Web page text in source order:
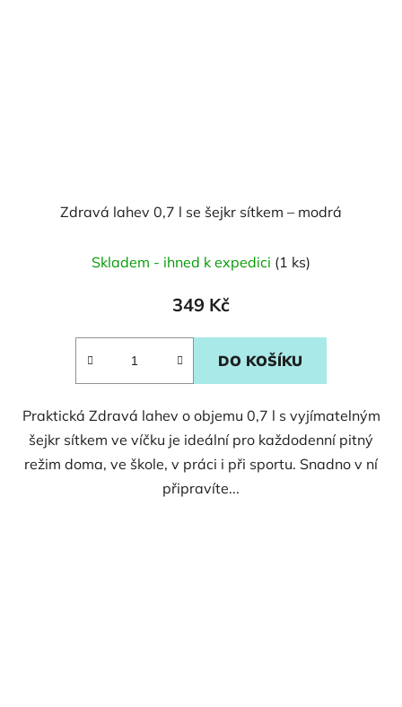
Zdravá lahev 0,7 l se šejkr sítkem – modrá
Skladem - ihned k expedici (1 ks)
349 Kč
DO KOŠÍKU
Praktická Zdravá lahev o objemu 0,7 l s vyjímatelným
šejkr sítkem ve víčku je ideální pro každodenní pitný
režim doma, ve škole, v práci i při sportu. Snadno v ní
připravíte...